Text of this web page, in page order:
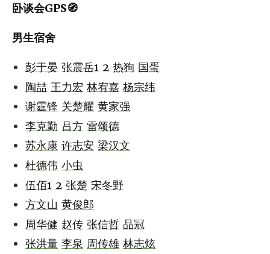
卧谈会GPS🧭
男生宿舍
彭于晏 张震岳1 2 热狗 国蛋
陶喆 王力宏 林宥嘉 杨宗纬
谢霆锋 关楚耀 黄家强
李克勤 吕方 雷颂德
苏永康 许志安 梁汉文
杜德伟 小虫
伍佰1 2 张楚 宋冬野
方文山 黄俊郎
周华健 赵传 张信哲 品冠
张洪量 李泉 周传雄 林志炫